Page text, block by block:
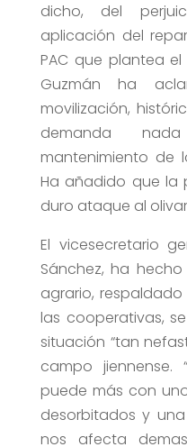
dicho, del
aplicación del
PAC que plantea el
Guzmán ha
movilización,
demanda
mantenimiento de
Ha añadido que la
duro ataque al
El vicesecretario
Sánchez, ha
agrario,
las cooperativas,
situación “tan
campo jiennense.
puede más con
desorbitados y
nos afecta